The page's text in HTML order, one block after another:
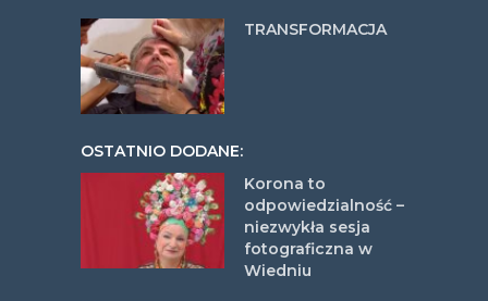
TRANSFORMACJA
OSTATNIO DODANE:
Korona to
odpowiedzialność –
niezwykła sesja
fotograficzna w
Wiedniu